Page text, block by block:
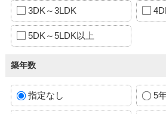
3DK～3LDK
5DK～5LDK以上
築年数
指定なし 5